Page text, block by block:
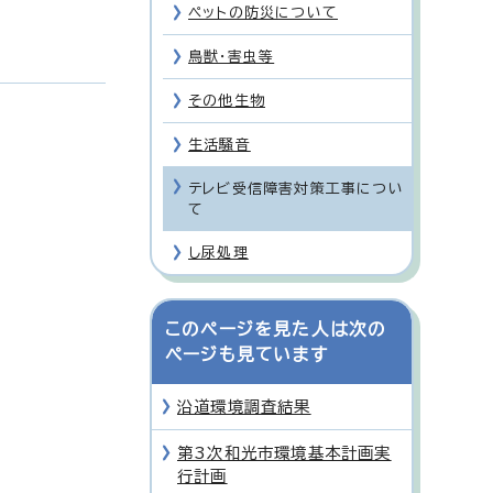
ペットの防災について
鳥獣・害虫等
その他生物
生活騒音
テレビ受信障害対策工事につい
て
し尿処理
このページを見た人は次の
ページも見ています
沿道環境調査結果
第3次和光市環境基本計画実
行計画